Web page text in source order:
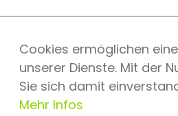
Cookies ermöglichen
unserer Dienste. Mit der
Sie sich damit
Mehr Infos